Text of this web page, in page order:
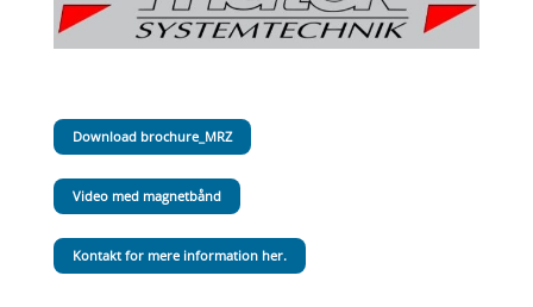
Download brochure_MRZ
Video med magnetbånd
Kontakt for mere information her.